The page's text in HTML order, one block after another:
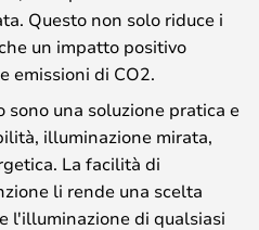
Questo non solo riduce i
un impatto positivo
emissioni di CO2.
una soluzione pratica e
illuminazione mirata,
La facilità di
li rende una scelta
l'illuminazione di qualsiasi